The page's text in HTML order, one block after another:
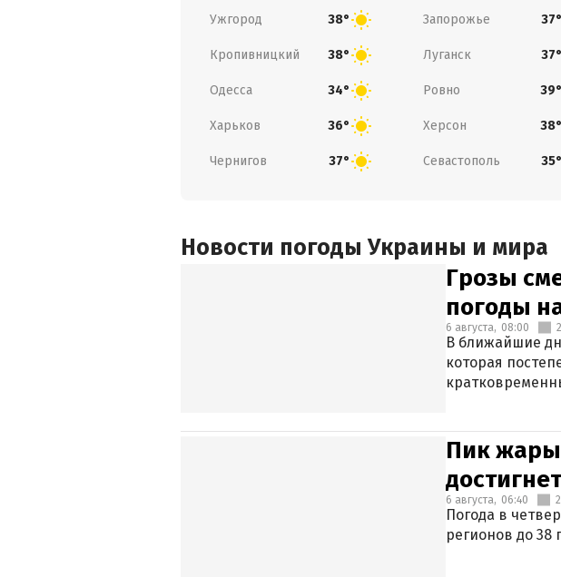
Ужгород 38° Запорожье 37°
Кропивницкий 38° Луганск 37°
Одесса 34° Ровно 39°
Харьков 36° Херсон 38°
Чернигов 37° Севастополь 35°
Новости погоды Украины и мира
Грозы
погоды
6 августа, 08:00
В ближайшие
которая
Пик жары
6 августа, 06:40
Погода в
регионов до 38